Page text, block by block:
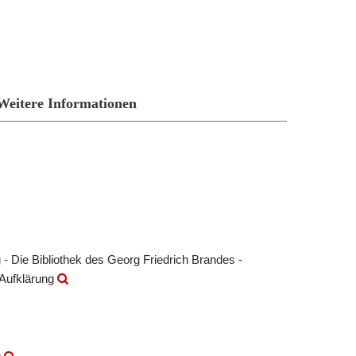
Informationen
Die Bibliothek des Georg Friedrich Brandes -